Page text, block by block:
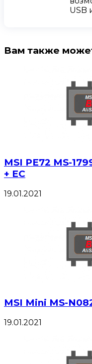
USB
Вам также
MSI PE72 MS-
+ EC
19.01.2021
MSI Mini MS-
19.01.2021